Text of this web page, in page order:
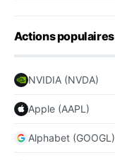
Actions populaires
NVIDIA (NVDA)
Apple (AAPL)
Alphabet (GOOGL)